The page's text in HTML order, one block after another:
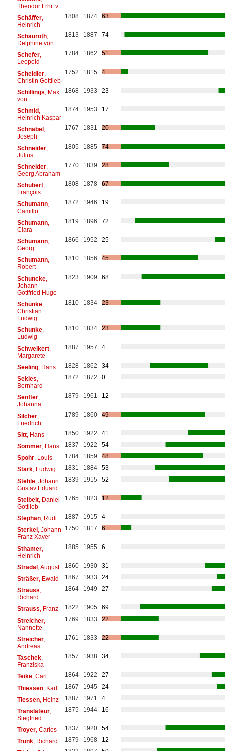
Theodor Frhr. v.
Schäffer,
Heinrich
1808 1874 63
Schauroth,
Delphine von
1813 1887 74
Schefer,
Leopold
1784 1862 51
Scheidler,
Christin Gottlieb
1752 1815 4
Schillings , Max
von
1868 1933 23
Schmid,
Heinrich Kaspar
1874 1953 17
Schnabel,
Joseph
1767 1831 20
Schneider,
Julius
1805 1885 74
Schneider,
Georg Abraham
1770 1839 28
Schubert,
François
1808 1878 67
Schumann,
Camillo
1872 1946 19
Schumann,
Clara
1819 1896 72
Schumann,
Georg
1866 1952 25
Schumann,
Robert
1810 1856 45
Schuncke,
Johann
Gottfried Hugo
1823 1909 68
Schunke,
Christian
Ludwig
1810 1834 23
Schunke,
Ludwig
1810 1834 23
Schweikert,
Margarete
1887 1957 4
Seeling, Hans 1828 1862
34
Sekles
Bernhard
1872 1872 0
Senfter,
Johanna
1879 1961 12
Silcher,
Friedrich
1789 1860 49
Sitt, Hans 1850 1922
41
Sommer, Hans 1837 1922
54
Spohr, Louis 1784 1859
48
Stark, Ludwig 1831 1884
53
Stehle, Johann
Gustav Eduard
1839 1915 52
Steibelt, Daniel
Gottlieb
1765 1823 12
Stephan, Rudi 1887 1915
4
Sterkel, Johann
Franz Xaver
1750 1817 6
Sthamer,
Heinrich
1885 1955 6
Stradal, August 1860 1930
31
Sträßer, Ewald 1867 1933
24
Strauss
Richard
1864 1949 27
Strauss , Franz 1822 1905
69
Streicher,
Nannette
1769 1833 22
Streicher,
Andreas
1761 1833 22
Taschek,
Franziska
1857 1938 34
Teike, Carl 1864 1922
27
Thiessen, Karl 1867 1945
24
Tiessen, Heinz 1887 1971
4
Translateur,
Siegfried
1875 1944 16
Troyer, Carlos 1837 1920
54
Trunk, Richard 1879 1968
12